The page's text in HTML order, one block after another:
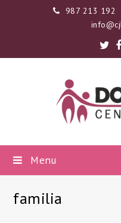
987 213 192
Menu
familia